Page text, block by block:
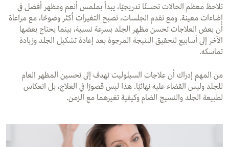
تلاحظ معظم الحالات تحسنًا تدريجيًا، يبدأ بملمس أنعم ومظهر أفضل في
إضاءات معينة. ومع تقدم الجلسات، تصبح التغيرات أكثر وضوحًا، مع مراعاة
أن بعض العلاجات تحسن مظهر الجلد بسرعة نسبية، بينما يحتاج بعضها
الآخر إلى أسابيع لتحقيق النتيجة المرجوة بعد إعادة تشكيل الجلد وزيادة
تماسكه.
من المهم إدراك أن علاجات السيلوليت تهدف إلى تحسين المظهر العام
للجلد وليس القضاء عليه نهائيًا. هذا ليس قصورًا في العلاج، بل انعكاس
لطبيعة الجلد والنسيج الضام وكيفية تغيرهما مع الزمن.